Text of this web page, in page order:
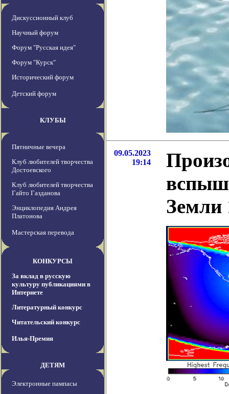
Дискуссионный клуб
Научный форум
Форум "Русская идея"
Форум "Курск"
Исторический форум
Детский форум
КЛУБЫ
Пятничные вечера
Клуб любителей творчества
Достоевского
Клуб любителей творчества
Гайто Газданова
Энциклопедия Андрея
Платонова
Мастерская перевода
КОНКУРСЫ
За вклад в русскую
культуру публикациями в
Интернете
Литературный конкурс
Читательский конкурс
Илья-Премия
ДЕТЯМ
Электронные пампасы
09.05.2023
19:14
Земли